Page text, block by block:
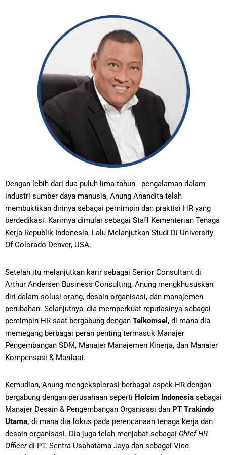
Dengan lebih dari dua puluh lima tahun pengalaman dalam
industri sumber daya manusia, Anung Anandita telah
membuktikan dirinya sebagai pemimpin dan praktisi HR yang
berdedikasi. Karirnya dimulai sebagai Staff Kementerian Tenaga
Kerja Republik Indonesia, Lalu Melanjutkan Studi Di University
Of Colorado Denver, USA.
Setelah itu melanjutkan karir sebagai Senior Consultant di
Arthur Andersen Business Consulting, Anung mengkhususkan
diri dalam solusi orang, desain organisasi, dan manajemen
perubahan. Selanjutnya, dia memperkuat reputasinya sebagai
pemimpin HR saat bergabung dengan Telkomsel , di mana dia
memegang berbagai peran penting termasuk Manajer
Pengembangan SDM, Manajer Manajemen Kinerja, dan Manajer
Kompensasi & Manfaat.
Kemudian, Anung mengeksplorasi berbagai aspek HR dengan
bergabung dengan perusahaan seperti Holcim Indonesia sebagai
Manajer Desain & Pengembangan Organisasi dan PT Trakindo
Utama, di mana dia fokus pada perencanaan tenaga kerja dan
desain organisasi. Dia juga telah menjabat sebagai Chief HR
Officerdi PT. Sentra Usahatama Jaya dan sebagai Vice